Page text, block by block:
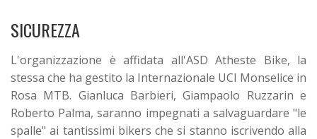
SICUREZZA
L'organizzazione è affidata all'ASD Atheste Bike, la
stessa che ha gestito la Internazionale UCI Monselice in
Rosa MTB. Gianluca Barbieri, Giampaolo Ruzzarin e
Roberto Palma, saranno impegnati a salvaguardare "le
spalle" ai tantissimi bikers che si stanno iscrivendo alla